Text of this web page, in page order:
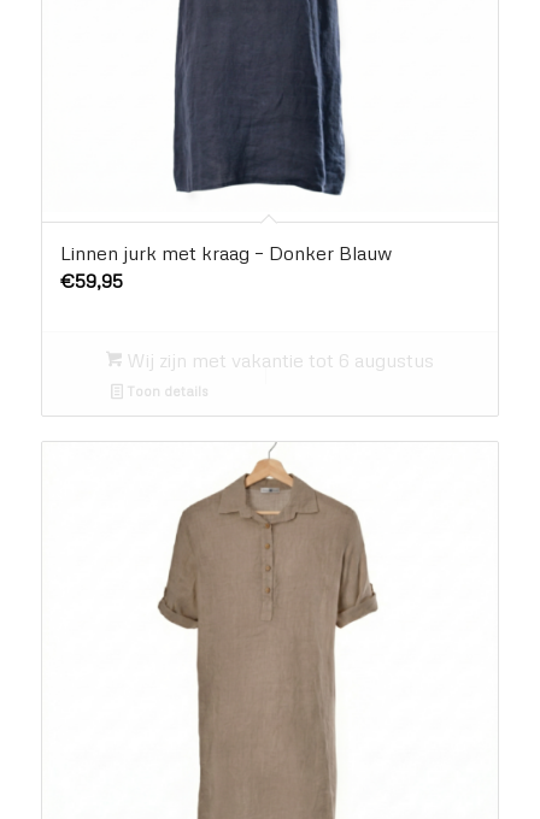
Linnen jurk met kraag – Donker Blauw
€59,95
Wij zijn met vakantie tot 6 augustus
Toon details